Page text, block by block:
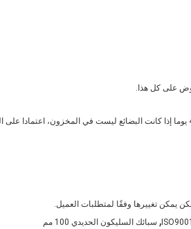
, سبائك السليكون الحديدي 100 مم